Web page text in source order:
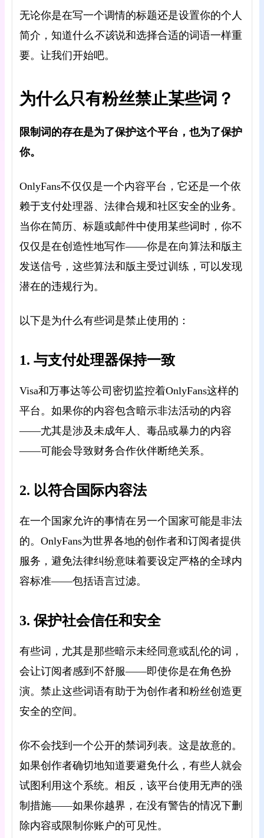
无论你是在写一个调情的标题还是设置你的个人
简介，知道什么不该说和选择合适的词语一样重
要。让我们开始吧。
为什么只有粉丝禁止某些词？
限制词的存在是为了保护这个平台，也为了保护
你。
OnlyFans不仅仅是一个内容平台，它还是一个依
赖于支付处理器、法律合规和社区安全的业务。
当你在简历、标题或邮件中使用某些词时，你不
仅仅是在创造性地写作——你是在向算法和版主
发送信号，这些算法和版主受过训练，可以发现
潜在的违规行为。
以下是为什么有些词是禁止使用的：
1. 与支付处理器保持一致
Visa和万事达等公司密切监控着OnlyFans这样的
平台。如果你的内容包含暗示非法活动的内容
——尤其是涉及未成年人、毒品或暴力的内容
——可能会导致财务合作伙伴断绝关系。
2. 以符合国际内容法
在一个国家允许的事情在另一个国家可能是非法
的。OnlyFans为世界各地的创作者和订阅者提供
服务，避免法律纠纷意味着要设定严格的全球内
容标准——包括语言过滤。
3. 保护社会信任和安全
有些词，尤其是那些暗示未经同意或乱伦的词，
会让订阅者感到不舒服——即使你是在角色扮
演。禁止这些词语有助于为创作者和粉丝创造更
安全的空间。
你不会找到一个公开的禁词列表。这是故意的。
如果创作者确切地知道要避免什么，有些人就会
试图利用这个系统。相反，该平台使用无声的强
制措施——如果你越界，在没有警告的情况下删
除内容或限制你账户的可见性。